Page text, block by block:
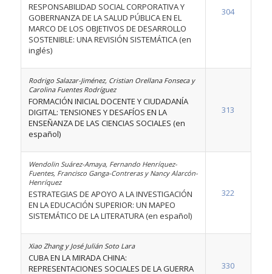
RESPONSABILIDAD SOCIAL CORPORATIVA Y
GOBERNANZA DE LA SALUD PÚBLICA EN EL
MARCO DE LOS OBJETIVOS DE DESARROLLO
SOSTENIBLE: UNA REVISIÓN SISTEMÁTICA (en
inglés)
304
Rodrigo Salazar-Jiménez, Cristian Orellana Fonseca y
Carolina Fuentes Rodríguez
FORMACIÓN INICIAL DOCENTE Y CIUDADANÍA
DIGITAL: TENSIONES Y DESAFÍOS EN LA
ENSEÑANZA DE LAS CIENCIAS SOCIALES (en
español)
313
Wendolin Suárez-Amaya, Fernando Henríquez-
Fuentes, Francisco Ganga-Contreras y Nancy Alarcón-
Henríquez
ESTRATEGIAS DE APOYO A LA INVESTIGACIÓN
EN LA EDUCACIÓN SUPERIOR: UN MAPEO
SISTEMÁTICO DE LA LITERATURA (en español)
322
Xiao Zhang y José Julián Soto Lara
CUBA EN LA MIRADA CHINA:
REPRESENTACIONES SOCIALES DE LA GUERRA
330